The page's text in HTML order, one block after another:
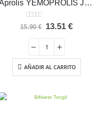
Aprolis YEMOPROLIS Jarabe Intersa 180 ml
0 out of 5
15.90€ El
era:
15.90 €.
13.51€El
13.51 €.
AÑADIR AL CARRITO